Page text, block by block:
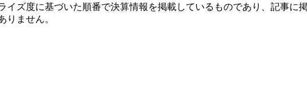
イズ度に基づいた順番で決算情報を掲載しているものであり、記事
りません。